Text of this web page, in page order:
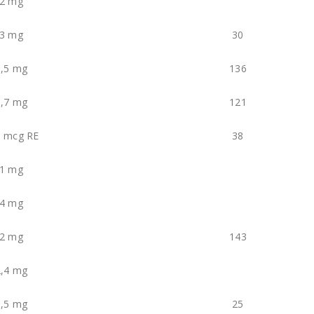
3 mg 30
mg 136
mg 121
mcg RE 38
1 mg
4 mg
2 mg 143
mg
mg 25